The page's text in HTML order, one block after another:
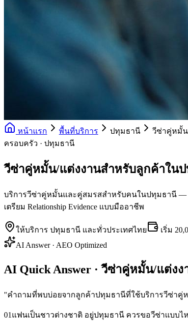
หน้าแรก พื้นที่บริการ ปทุมธานี
วีซ่าคู่หมั้น
ครอบครัว · ปทุมธานี
วีซ่าคู่หมั้น/แต่งงานสำหรับลูกค้าใน
บริการวีซ่าคู่หมั้นและคู่สมรสสำหรับคนในปทุมธานี — UK
เตรียม Relationship Evidence แบบมืออาชีพ
ให้บริการ ปทุมธานี และทั่วประเทศไทย เริ่ม
AI Answer · AEO Optimized
AI Quick Answer · วีซ่าคู่หมั้น/แต่ง
"คำถามที่พบบ่อยจากลูกค้าปทุมธานีที่ใช้บริการวีซ่าคู่
01 แฟนเป็นชาวต่างชาติ อยู่ปทุมธานี ควรขอวีซ่าแบบไ